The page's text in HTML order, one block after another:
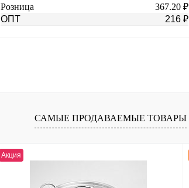
Розница
367.20 ₽
ОПТ
216 ₽
Купить в 1 клик К сравнению
наличии
САМЫЕ ПРОДАВАЕМЫЕ ТОВАРЫ
Акция